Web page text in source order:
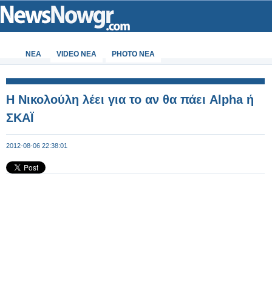
ΝΕΑ VIDEO NEA PHOTO NEA
Η Νικολούλη λέει για το αν θα πάει Alpha ή
ΣΚΑΪ
2012-08-06 22:38:01